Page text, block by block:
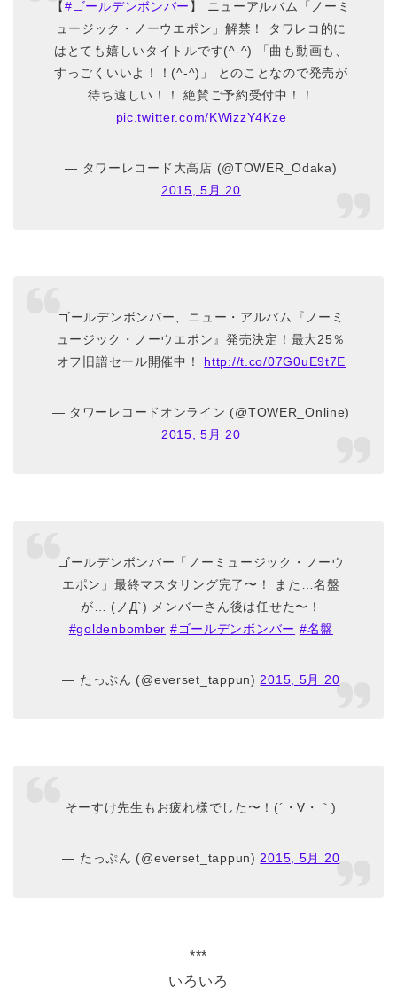
【#ゴールデンボンバー 】 ニューアルバム「ノーミ
ュージック・ノーウエポン」解禁！ タワレコ的に
はとても嬉しいタイトルです(^-^) 「曲も動画も、
すっごくいいよ！！(^-^)」 とのことなので発売が
待ち遠しい！！ 絶賛ご予約受付中！！
pic.twitter.com/KWizzY4Kze
— タワーレコード大高店 (@TOWER_Odaka)
2015, 5月 20
ゴールデンボンバー、ニュー・アルバム『ノーミ
ュージック・ノーウエポン』発売決定！最大25％
オフ旧譜セール開催中！ http://t.co/07G0uE9t7E
— タワーレコードオンライン (@TOWER_Online)
2015, 5月 20
ゴールデンボンバー「ノーミュージック・ノーウ
エポン」最終マスタリング完了〜！ また…名盤
が… (ノД`) メンバーさん後は任せた〜！
#goldenbomber #ゴールデンボンバー #名盤
— たっぷん (@everset_tappun) 2015, 5月 20
そーすけ先生もお疲れ様でした〜！(´・∀・｀)
— たっぷん (@everset_tappun) 2015, 5月 20
***
いろいろ